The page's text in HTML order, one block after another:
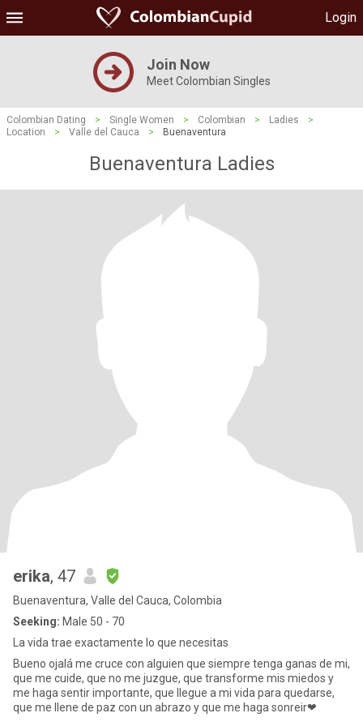
Login
Join Now
Meet Colombian Singles
Colombian Dating > Single Women > Colombian > Ladies
>
Location
> Valle del Cauca > Buenaventura
Buenaventura Ladies
erika, 47
Buenaventura, Valle del Cauca, Colombia
Seeking: Male 50 - 70
La vida trae exactamente lo que necesitas
Bueno ojalá me cruce con alguien que siempre tenga ganas de mi,
que me cuide, que no me juzgue, que transforme mis miedos y
me haga sentir importante, que llegue a mi vida para quedarse,
que me llene de paz con un abrazo y que me haga sonreir❤